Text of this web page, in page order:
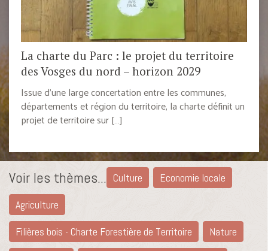
La charte du Parc : le projet du territoire
des Vosges du nord – horizon 2029
Issue d’une large concertation entre les communes,
départements et région du territoire, la charte définit un
projet de territoire sur […]
Voir les thèmes... Culture
Economie locale
Agriculture
Filières bois - Charte Forestière de Territoire
Nature